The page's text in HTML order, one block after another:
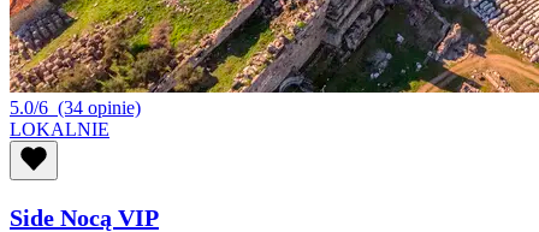
5.0/6 (34 opinie)
LOKALNIE
Side Nocą VIP